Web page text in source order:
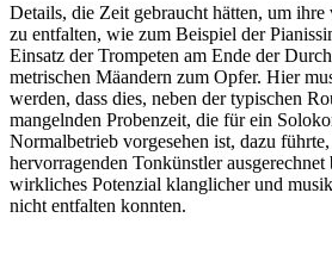
Details, die Zeit gebraucht hätten, um
zu entfalten, wie zum Beispiel der
Einsatz der Trompeten am Ende der
metrischen Mäandern zum Opfer. Hier
werden, dass dies, neben der typischen
mangelnden Probenzeit, die für ein
Normalbetrieb vorgesehen ist, dazu führte,
hervorragenden Tonkünstler
wirkliches Potenzial klanglicher und
nicht entfalten konnten.